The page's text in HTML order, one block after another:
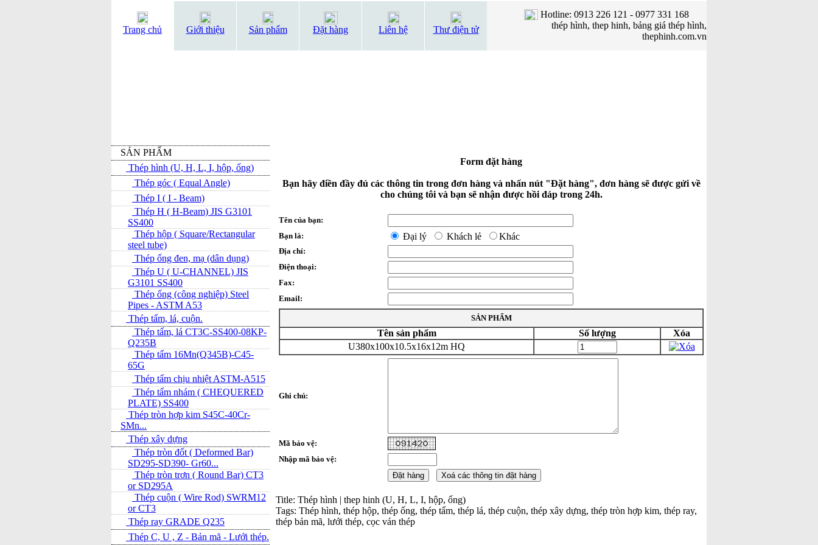
Trang chủ Giới thiệu Sản phẩm Đặt hàng Liên hệ Thư điện tử
Hotline: 0913 226 121 - 0977 331 168
thép hình, thep hinh, bảng giá thép hình,
thephinh.com.vn
SẢN PHẨM
Thép hình (U, H, L, I, hộp, ống)
Thép góc ( Equal Angle)
Thép I ( I - Beam)
Thép H ( H-Beam) JIS G3101
SS400
Thép hộp ( Square/Rectangular
steel tube)
Thép ống đen, mạ (dân dụng)
Thép U ( U-CHANNEL) JIS
G3101 SS400
Thép ống (công nghiệp) Steel
Pipes - ASTM A53
Thép tấm, lá, cuộn.
Thép tấm, lá CT3C-SS400-08KP-
Q235B
Thép tấm 16Mn(Q345B)-C45-
65G
Thép tấm chịu nhiệt ASTM-A515
Thép tấm nhám ( CHEQUERED
PLATE) SS400
Thép tròn hợp kim S45C-40Cr-
SMn...
Thép xây dựng
Thép tròn đốt ( Deformed Bar)
SD295-SD390- Gr60...
Thép tròn trơn ( Round Bar) CT3
or SD295A
Thép cuộn ( Wire Rod) SWRM12
or CT3
Thép ray GRADE Q235
Thép C, U , Z - Bản mã - L­ưới thép.
Form đặt hàng
Bạn hãy điền đầy đủ các thông tin trong đơn hàng và nhấn nút "Đặt hàng", đơn hàng sẽ được gửi về
cho chúng tôi và bạn sẽ nhận được hồi đáp trong 24h.
Tên của bạn:
Bạn là:
Đại lý Khách lẻ Khác
Địa chỉ:
Điện thoại:
Fax:
Email:
SẢN PHẨM
Tên sản phẩm Số lượng
Xóa
U380x100x10.5x16x12m HQ
Ghi chú:
Mã bảo vệ:
Nhập mã bảo vệ:
Title: Thép hình | thep hinh (U, H, L, I, hộp, ống)
Tags: Thép hình, thép hộp, thép ống, thép tấm, thép lá, thép cuộn, thép xây dựng, thép tròn hợp kim, thép ray,
thép bản mã, lưới thép, cọc ván thép